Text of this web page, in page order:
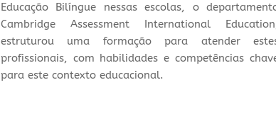
Educação Bilíngue nessas escolas, o
Cambridge Assessment International
estruturou uma formação para atender
profissionais, com habilidades e competências
para este contexto educacional.